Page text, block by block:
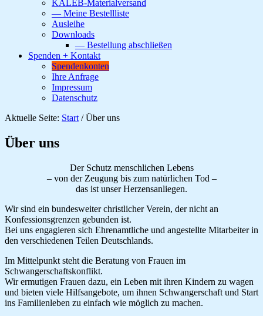
KALEB-Materialversand
— Meine Bestellliste
Ausleihe
Downloads
— Bestellung abschließen
Spenden + Kontakt
Spendenkonten
Ihre Anfrage
Impressum
Datenschutz
Aktuelle Seite: Start /Über uns
Über uns
Der Schutz menschlichen Lebens
– von der Zeugung bis zum natürlichen Tod –
das ist unser Herzensanliegen.
Wir sind ein bundesweiter christlicher Verein, der nicht an
Konfessionsgrenzen gebunden ist.
Bei uns engagieren sich Ehrenamtliche und angestellte Mitarbeiter in
den verschiedenen Teilen Deutschlands.
Im Mittelpunkt steht die Beratung von Frauen im
Schwangerschaftskonflikt.
Wir ermutigen Frauen dazu, ein Leben mit ihren Kindern zu wagen
und bieten viele Hilfsangebote, um ihnen Schwangerschaft und Start
ins Familienleben zu einfach wie möglich zu machen.